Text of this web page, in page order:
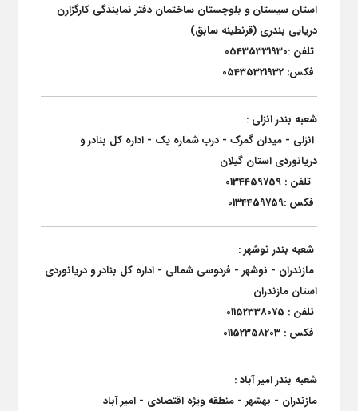
استان سیستان و بلوچستان ساختمان دفتر نمایندگی کارگزارن
دریایی بندری (قرنطینه سابق)
تلفن :05435331930
فکس: 05435321932
شعبه بندر انزلی :
انزلی - میدان گمرک - درب شماره یک - اداره کل بنادر و
دریانوردی استان گیلان
تلفن : 0134459759
فکس :0134459759
شعبه بندر نوشهر :
مازندران - نوشهر - فردوسی شمالی - اداره کل بنادر و دریانوردی
استان مازندران
تلفن : 01152338075
فکس : 01152358203
شعبه بندر امیر آباد :
مازندران - بهشهر - منطقه ویژه اقتصادی - امیر آباد